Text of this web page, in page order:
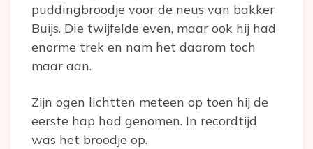
puddingbroodje voor de neus van bakker
Buijs. Die twijfelde even, maar ook hij had
enorme trek en nam het daarom toch
maar aan.
Zijn ogen lichtten meteen op toen hij de
eerste hap had genomen. In recordtijd
was het broodje op.